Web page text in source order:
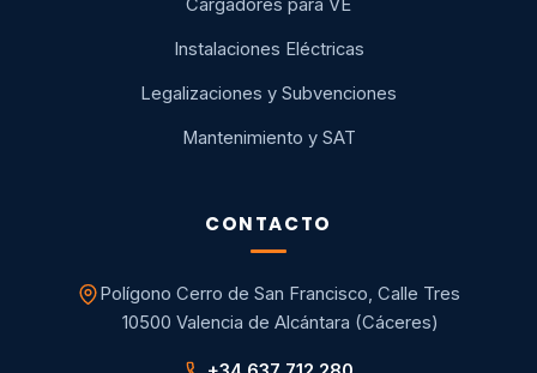
Instalaciones Eléctricas
Legalizaciones y Subvenciones
Mantenimiento y SAT
CONTACTO
Polígono Cerro de San Francisco, Calle Tres
10500 Valencia de Alcántara (Cáceres)